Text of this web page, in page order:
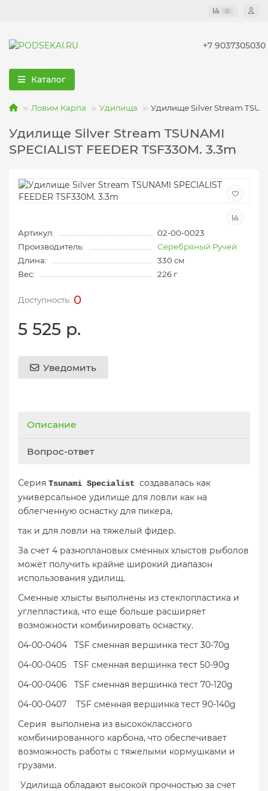
0
+7 9037305030
Каталог
Ловим Карпа Удилища Удилище Silver Stream
Удилище Silver Stream TSUNAMI
SPECIALIST FEEDER TSF330M. 3.3m
Артикул:
02-00-0023
Производитель:
Серебряный Ручей
Длина:
330 см
Вес:
226 г
0
5 525 р.
Уведомить
Описание
Вопрос-ответ
Серия Tsunami Specialist создавалась как
универсальное удилище для ловли как на
облегченную оснастку для пикера,
так и для ловли на тяжелый фидер.
За счет 4 разноплановых сменных хлыстов рыболов
может получить крайне широкий диапазон
использования удилищ.
Сменные хлысты выполнены из стеклопластика и
углепластика, что еще больше расширяет
возможности комбинировать оснастку.
04-00-0404 TSF сменная вершинка тест 30-70g
04-00-0405 TSF сменная вершинка тест 50-90g
04-00-0406 TSF сменная вершинка тест 70-120g
04-00-0407 TSF сменная вершинка тест 90-140g
Серия выполнена из высококлассного
комбинированного карбона, что обеспечивает
возможность работы с тяжелыми кормушками и
грузами.
Удилища обладают высокой прочностью за счет